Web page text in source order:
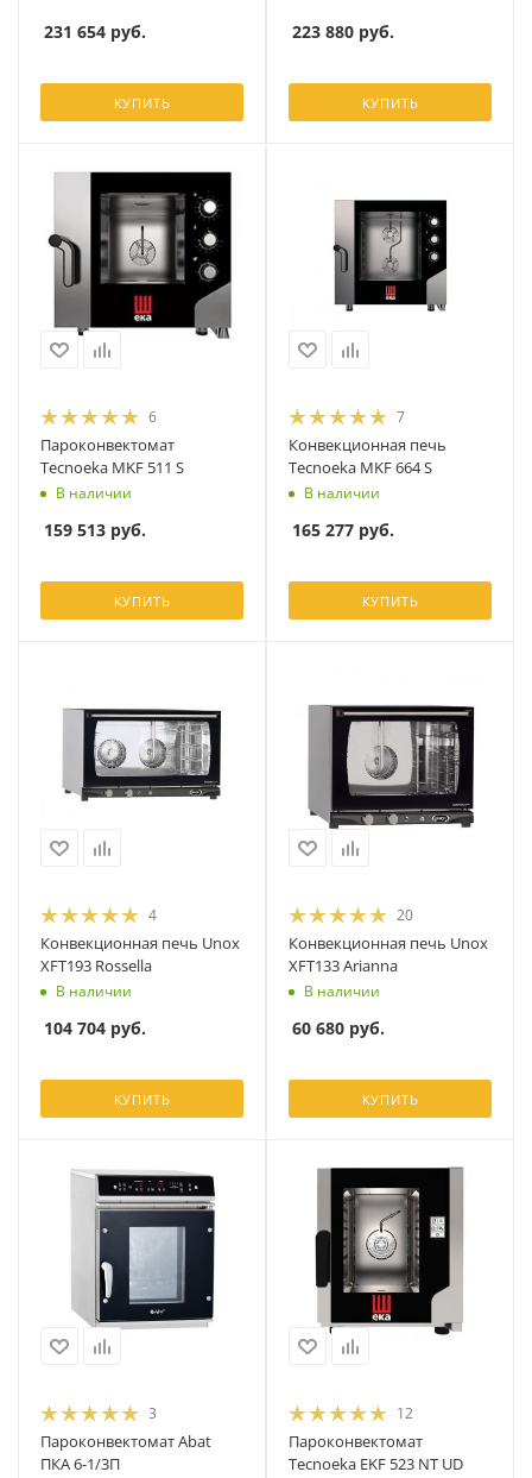
231 654 руб.
КУПИТЬ
223 880 руб.
КУПИТЬ
6
Пароконвектомат
Tecnoeka MKF 511 S
В наличии
159 513 руб.
КУПИТЬ
7
Конвекционная печь
Tecnoeka MKF 664 S
В наличии
165 277 руб.
КУПИТЬ
4
Конвекционная печь Unox
XFT193 Rossella
В наличии
104 704 руб.
КУПИТЬ
20
Конвекционная печь Unox
XFT133 Arianna
В наличии
60 680 руб.
КУПИТЬ
3
Пароконвектомат Abat
ПКА 6-1/3П
12
Пароконвектомат
Tecnoeka EKF 523 NT UD